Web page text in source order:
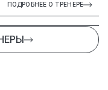
ПОДРОБНЕЕ О ТРЕНЕРЕ